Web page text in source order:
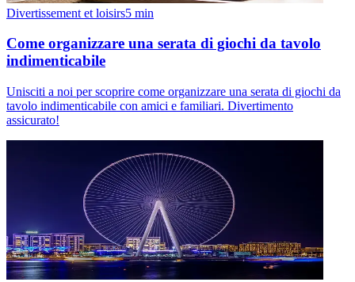
Divertissement et loisirs5 min
Come organizzare una serata di giochi da tavolo
indimenticabile
Unisciti a noi per scoprire come organizzare una serata di giochi da
tavolo indimenticabile con amici e familiari. Divertimento
assicurato!